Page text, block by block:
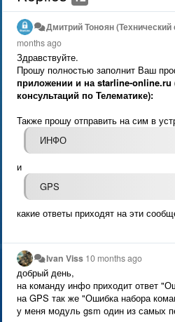
Дмитрий Тонoян
months ago
Здравствуйте.
Прошу полностью заполнит Ваш
приложении и на starline-online.ru
консультаций по Телематике):
Также прошу отправить на сим в
ИНФО
и
GPS
какие ответы приходят на эти
Ivan Viss 10 months ago
добрый день,
на команду инфо приходит ответ
на GPS так же "Ошибка набора
у меня модуль gsm один из самых